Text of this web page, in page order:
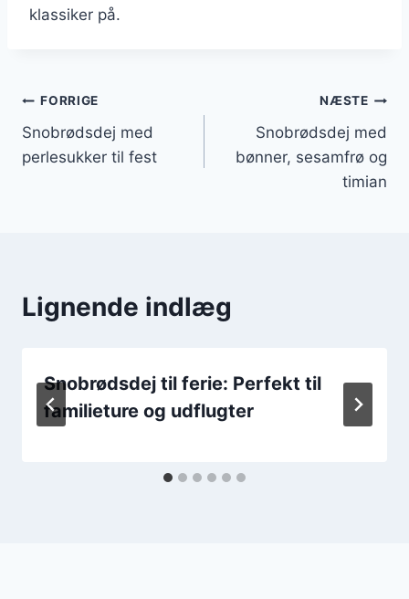
klassiker på.
Indlægsnavigation
FORRIGE
Snobrødsdej med
perlesukker til fest
NÆSTE
Snobrødsdej med
bønner, sesamfrø og
timian
Lignende indlæg
Snobrødsdej til ferie: Perfekt til
familieture og udflugter